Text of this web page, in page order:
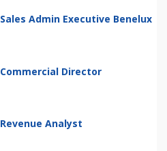
Sales Admin Executive Benelux
Commercial Director
Revenue Analyst